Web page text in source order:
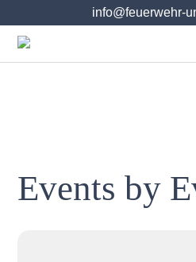
info@feuerwehr-
info@feuerwehr-
Events by